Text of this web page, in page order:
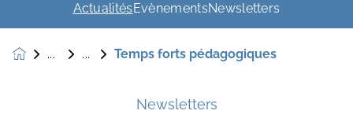
ActualitésÉvènementsNewsletters
Temps forts pédagogiques
Newsletters